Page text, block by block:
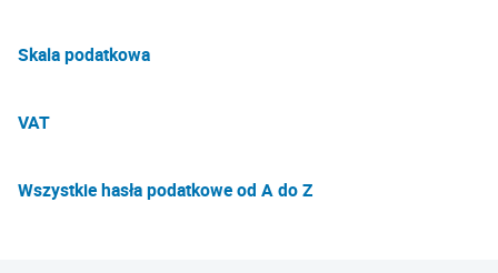
Skala podatkowa
VAT
Wszystkie hasła podatkowe od A do Z